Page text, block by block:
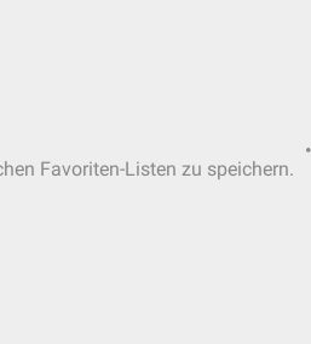
Favoriten-Listen zu speichern.